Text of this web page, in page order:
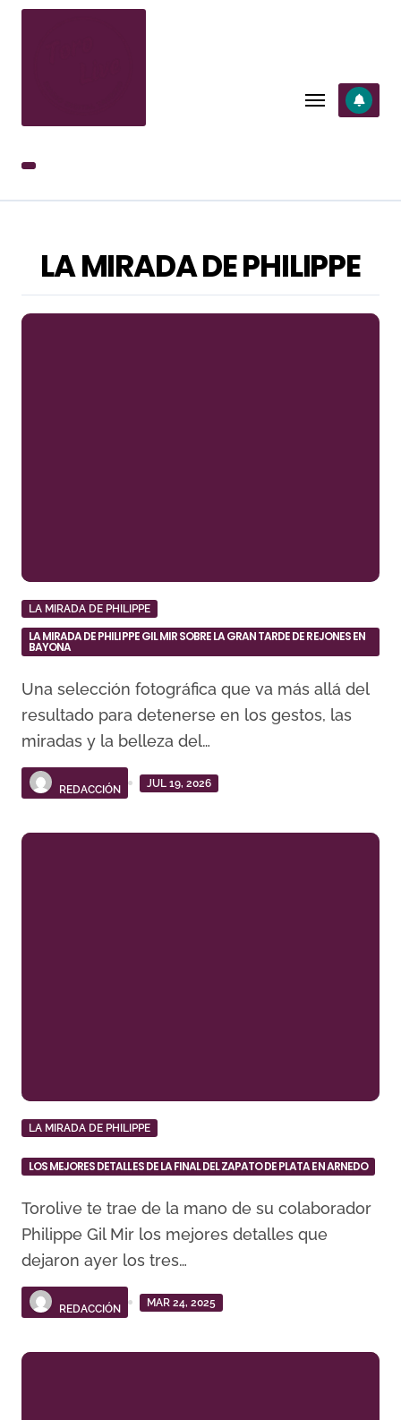
SALTAR
LA MIRADA DE PHILIPPE
LA MIRADA DE PHILIPPE
LA MIRADA DE PHILIPPE GIL MIR SOBRE LA GRAN TARDE DE REJONES EN
BAYONA
Una selección fotográfica que va más allá del
resultado para detenerse en los gestos, las
miradas y la belleza del…
REDACCIÓN
JUL 19, 2026
LA MIRADA DE PHILIPPE
LOS MEJORES DETALLES DE LA FINAL DEL ZAPATO DE PLATA EN ARNEDO
Torolive te trae de la mano de su colaborador
Philippe Gil Mir los mejores detalles que
dejaron ayer los tres…
REDACCIÓN
MAR 24, 2025